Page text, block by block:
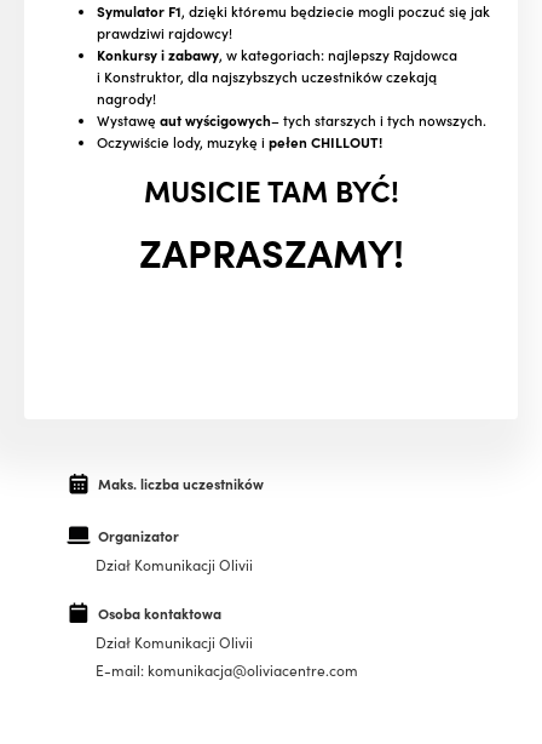
Symulator F1, dzięki któremu będziecie mogli poczuć się jak
prawdziwi rajdowcy!
Konkursy i zabawy, w kategoriach: najlepszy Rajdowca
i Konstruktor, dla najszybszych uczestników czekają
nagrody!
Wystawę aut wyścigowych– tych starszych i tych nowszych.
Oczywiście lody, muzykę i pełen CHILLOUT!
MUSICIE TAM BYĆ!
ZAPRASZAMY!
Maks. liczba uczestników
Organizator
Dział Komunikacji Olivii
Osoba kontaktowa
Dział Komunikacji Olivii
E-mail: komunikacja@oliviacentre.com